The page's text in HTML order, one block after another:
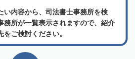
い内容から、司法書士事務所を検
務所が一覧表示されますので、紹介
ご検討ください。